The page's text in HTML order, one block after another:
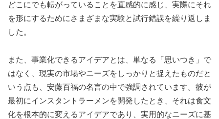
どこにでも転がっていることを直感的に感じ、実際にそれ
を形にするためにさまざまな実験と試行錯誤を繰り返しま
した。
また、事業化できるアイデアとは、単なる「思いつき」で
はなく、現実の市場やニーズをしっかりと捉えたものだと
いう点も、安藤百福の名言の中で強調されています。彼が
最初にインスタントラーメンを開発したとき、それは食文
化を根本的に変えるアイデアであり、実用的なニーズに基